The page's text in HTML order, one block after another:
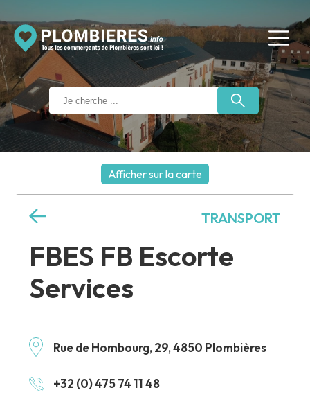
Afficher sur la carte
FBES FB Escorte
Services
Rue de Hombourg, 29, 4850 Plombières
+32 (0) 475 74 11 48
TRANSPORT
+
−